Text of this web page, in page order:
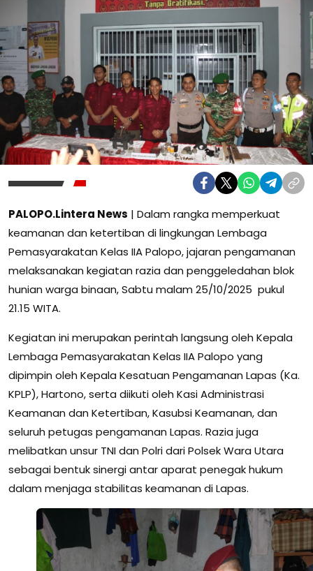
PALOPO.Lintera News | Dalam rangka memperkuat
keamanan dan ketertiban di lingkungan Lembaga
Pemasyarakatan Kelas IIA Palopo, jajaran pengamanan
melaksanakan kegiatan razia dan penggeledahan blok
hunian warga binaan, Sabtu malam 25/10/2025 pukul
21.15 WITA.
Kegiatan ini merupakan perintah langsung oleh Kepala
Lembaga Pemasyarakatan Kelas IIA Palopo yang
dipimpin oleh Kepala Kesatuan Pengamanan Lapas (Ka.
KPLP), Hartono, serta diikuti oleh Kasi Administrasi
Keamanan dan Ketertiban, Kasubsi Keamanan, dan
seluruh petugas pengamanan Lapas. Razia juga
melibatkan unsur TNI dan Polri dari Polsek Wara Utara
sebagai bentuk sinergi antar aparat penegak hukum
dalam menjaga stabilitas keamanan di Lapas.